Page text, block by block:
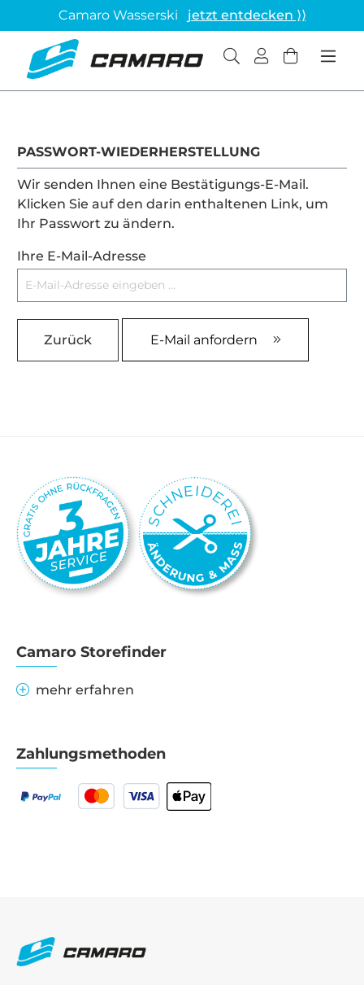
Camaro Wasserski jetzt entdecken ⟩⟩
PASSWORT-WIEDERHERSTELLUNG
Wir senden Ihnen eine Bestätigungs-E-Mail.
Klicken Sie auf den darin enthaltenen Link, um
Ihr Passwort zu ändern.
Ihre E-Mail-Adresse
Zurück E-Mail anfordern
Camaro Storefinder
mehr erfahren
Zahlungsmethoden